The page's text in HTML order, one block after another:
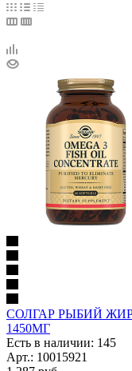
СОЛГАР РЫБИЙ
1450МГ
Есть в наличии: 145
Арт.: 10015921